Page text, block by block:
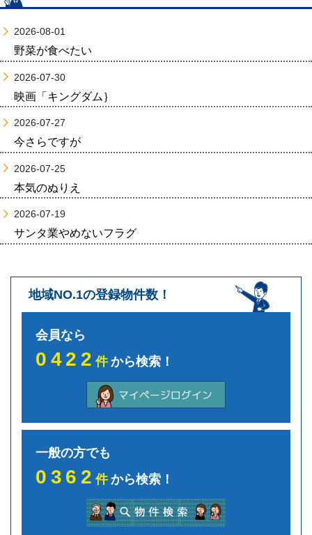
2026-08-01
野菜が食べたい
2026-07-30
映画「キングダム｝
2026-07-27
今さらですが
2026-07-25
本気のぬりえ
2026-07-19
サンタ業やめないフラグ
地域NO.1の登録物件数！
会員なら
0422件から検索！
一般の方でも
0362件から検索！